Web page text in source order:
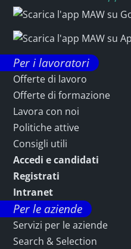
Per i lavoratori
Offerte di lavoro
Offerte di formazione
Lavora con noi
Politiche attive
Consigli utili
Accedi e candidati
Registrati
Intranet
Per le aziende
Servizi per le aziende
Search & Selection